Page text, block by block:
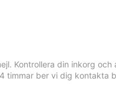
Kontrollera din inkorg och
timmar ber vi dig kontakta